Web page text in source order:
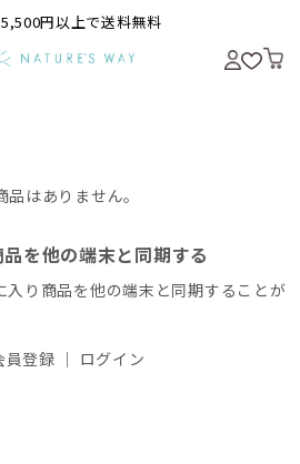
円以上で送料無料
はありません。
を他の端末と同期する
入り商品を他の端末と同期することが
員登録 ｜ ログイン